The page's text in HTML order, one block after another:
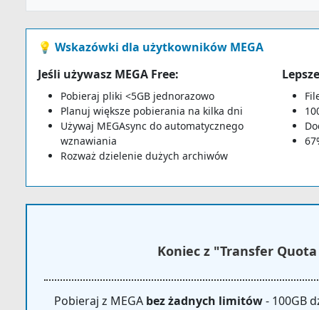
💡 Wskazówki dla użytkowników MEGA
Jeśli używasz MEGA Free:
Pobieraj pliki <5GB jednorazowo
Planuj większe pobierania na kilka dni
Używaj MEGAsync do automatycznego
wznawiania
Rozważ dzielenie dużych archiwów
Koniec z "Transfer
Pobieraj z MEGA bez żadnych limitów- 100GB